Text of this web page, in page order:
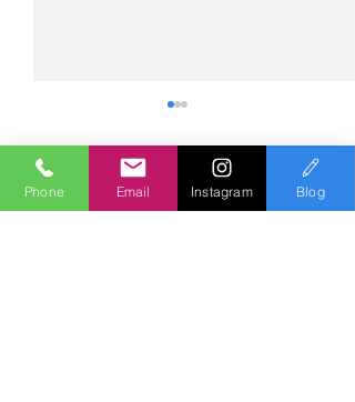
コメント
Phone Email Instagram Blog